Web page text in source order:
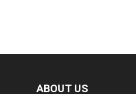
ABOUT US